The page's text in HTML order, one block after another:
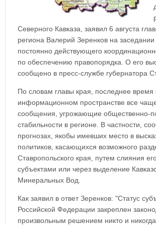
Северного Кавказа, заявил 6 августа
региона Валерий Зеренков на заседании
постоянно действующего
по обеспечению правопорядка. О его
сообщено в пресс-службе губернатора
По словам главы края, последнее время
информационном пространстве все
сообщения, угрожающие общественно-
стабильности в регионе. В частности,
прогнозах, якобы имевших место в
политиков, касающихся возможного
Ставропольского края, путем слияния
субъектами или через выделение
Минеральных Вод.
Как заявил в ответ Зеренков: "Статус
Российской Федерации закреплен
произвольным решением никто и